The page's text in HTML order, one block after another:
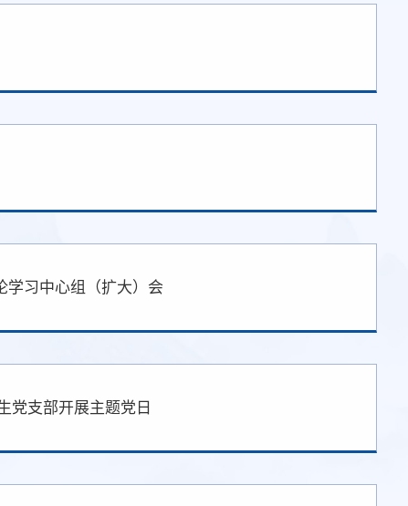
学习中心组（扩大）会
支部开展主题党日